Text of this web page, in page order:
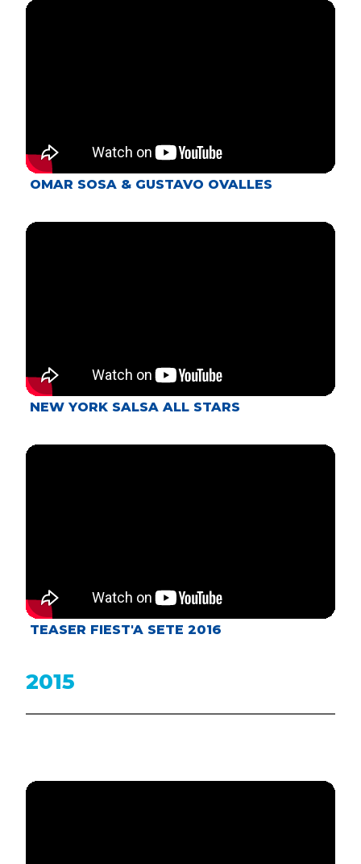
OMAR SOSA & GUSTAVO OVALLES
NEW YORK SALSA ALL STARS
TEASER FIEST'A SETE 2016
2015